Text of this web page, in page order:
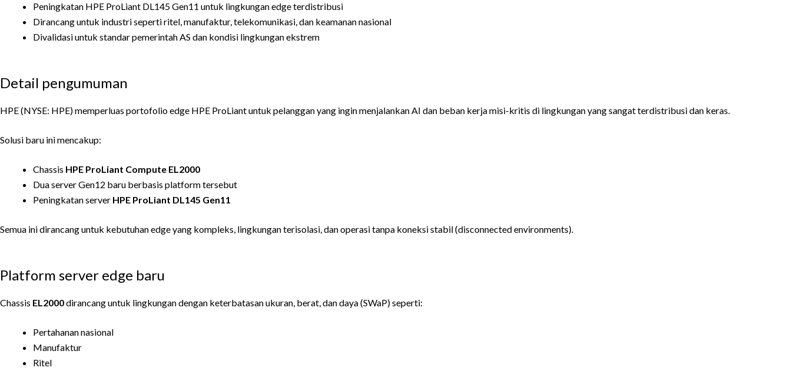
Peningkatan HPE ProLiant DL145 Gen11 untuk lingkungan edge terdistribusi
Dirancang untuk industri seperti ritel, manufaktur, telekomunikasi, dan keamanan nasional
Divalidasi untuk standar pemerintah AS dan kondisi lingkungan ekstrem
Detail pengumuman
HPE (NYSE: HPE) memperluas portofolio edge HPE ProLiant untuk pelanggan yang ingin menjalankan AI dan beban kerja misi-kritis di lingkungan yang sangat terdistribusi dan keras.
Solusi baru ini mencakup:
Chassis HPE ProLiant Compute EL2000
Dua server Gen12 baru berbasis platform tersebut
Peningkatan server HPE ProLiant DL145 Gen11
Semua ini dirancang untuk kebutuhan edge yang kompleks, lingkungan terisolasi, dan operasi tanpa koneksi stabil (disconnected environments).
Platform server edge baru
Chassis EL2000dirancang untuk lingkungan dengan keterbatasan ukuran, berat, dan daya (SWaP) seperti:
Pertahanan nasional
Manufaktur
Ritel